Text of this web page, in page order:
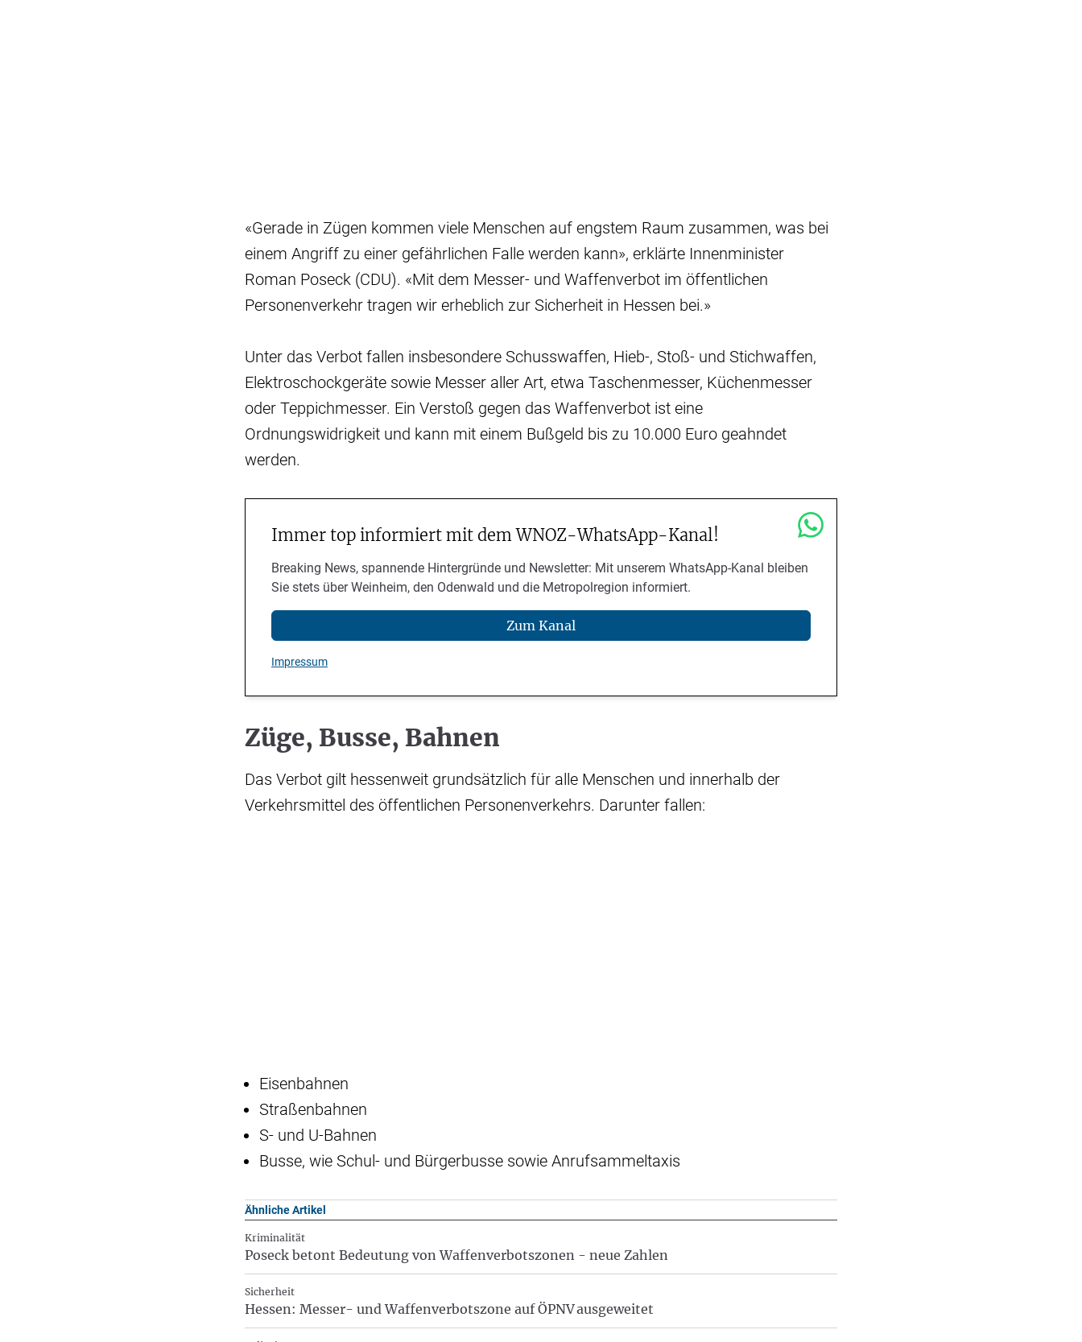
«Gerade in Zügen kommen viele Menschen auf engstem Raum zusammen, was bei
einem Angriff zu einer gefährlichen Falle werden kann», erklärte Innenminister
Roman Poseck (CDU). «Mit dem Messer- und Waffenverbot im öffentlichen
Personenverkehr tragen wir erheblich zur Sicherheit in Hessen bei.»
Unter das Verbot fallen insbesondere Schusswaffen, Hieb-, Stoß- und Stichwaffen,
Elektroschockgeräte sowie Messer aller Art, etwa Taschenmesser, Küchenmesser
oder Teppichmesser. Ein Verstoß gegen das Waffenverbot ist eine
Ordnungswidrigkeit und kann mit einem Bußgeld bis zu 10.000 Euro geahndet
werden.
Immer top informiert mit dem WNOZ-WhatsApp-Kanal!
Breaking News, spannende Hintergründe und Newsletter: Mit unserem WhatsApp-Kanal bleiben
Sie stets über Weinheim, den Odenwald und die Metropolregion informiert.
Zum Kanal
Impressum
Züge, Busse, Bahnen
Das Verbot gilt hessenweit grundsätzlich für alle Menschen und innerhalb der
Verkehrsmittel des öffentlichen Personenverkehrs. Darunter fallen:
Eisenbahnen
Straßenbahnen
S- und U-Bahnen
Busse, wie Schul- und Bürgerbusse sowie Anrufsammeltaxis
Ähnliche Artikel
Kriminalität
Poseck betont Bedeutung von Waffenverbotszonen - neue Zahlen
Sicherheit
Hessen: Messer- und Waffenverbotszone auf ÖPNV ausgeweitet